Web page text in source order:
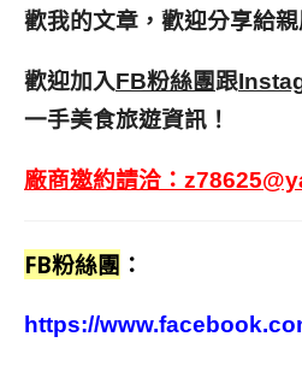
歡我的文章，歡迎分享給
歡迎加入FB粉絲團跟
一手美食旅遊資訊！
廠商邀約請洽：
FB粉絲團 ：
https://